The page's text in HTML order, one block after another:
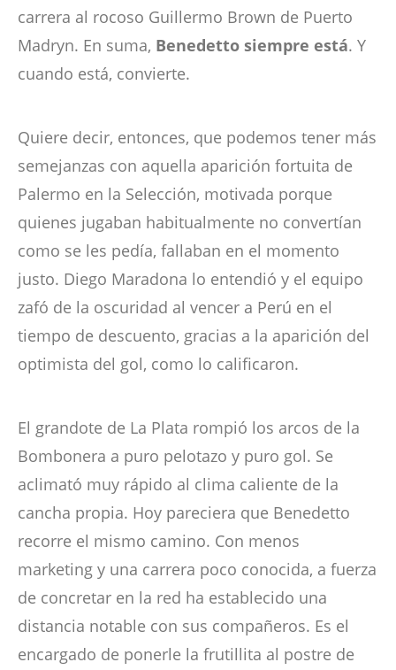
carrera al rocoso Guillermo Brown de Puerto
Madryn. En suma, Benedetto siempre está. Y
cuando está, convierte.
Quiere decir, entonces, que podemos tener más
semejanzas con aquella aparición fortuita de
Palermo en la Selección, motivada porque
quienes jugaban habitualmente no convertían
como se les pedía, fallaban en el momento
justo. Diego Maradona lo entendió y el equipo
zafó de la oscuridad al vencer a Perú en el
tiempo de descuento, gracias a la aparición del
optimista del gol, como lo calificaron.
El grandote de La Plata rompió los arcos de la
Bombonera a puro pelotazo y puro gol. Se
aclimató muy rápido al clima caliente de la
cancha propia. Hoy pareciera que Benedetto
recorre el mismo camino. Con menos
marketing y una carrera poco conocida, a fuerza
de concretar en la red ha establecido una
distancia notable con sus compañeros. Es el
encargado de ponerle la frutillita al postre de